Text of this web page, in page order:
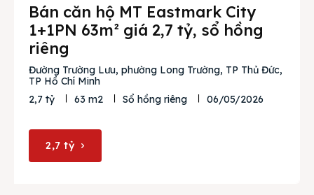
Search
Bán căn hộ MT Eastmark City
1+1PN 63m² giá 2,7 tỷ, sổ hồng
riêng
Đường Trường Lưu, phường Long Trường, TP Thủ Đức,
TP Hồ Chí Minh
2,7 tỷ
63 m2 Sổ hồng riêng 06/05/2026
2,7 tỷ